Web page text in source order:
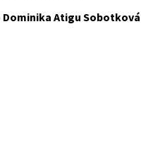
Dominika Atigu Sobotková